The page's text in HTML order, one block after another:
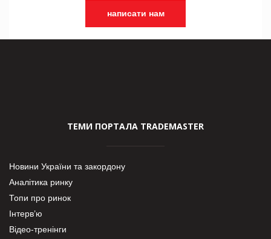
написати нам
ТЕМИ ПОРТАЛА TRADEMASTER
Новини України та закордону
Аналітика ринку
Топи про ринок
Інтерв’ю
Відео-тренінги